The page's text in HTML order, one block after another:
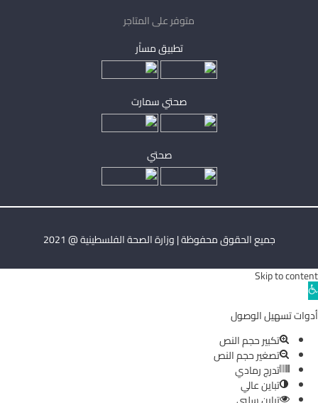
متوفر على المتاجر
تطبيق مساْر
صحتي سمارت
صحتي
جميع الحقوق محفوظة | وزارة الصحة الفلسطينية @ 2021
Skip to content
Open
toolbar
أدوات تسهيل الوصول
تكبير حجم النص
تصغير حجم النص
تدرج رمادي
تباين عالي